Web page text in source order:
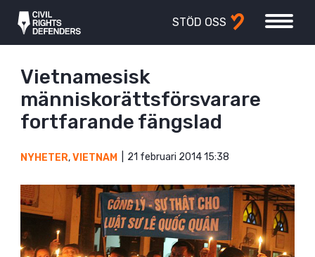
STÖD OSS
Vietnamesisk
människorättsförsvarare
fortfarande fängslad
NYHETER,VIETNAM 21 februari 2014 15:38